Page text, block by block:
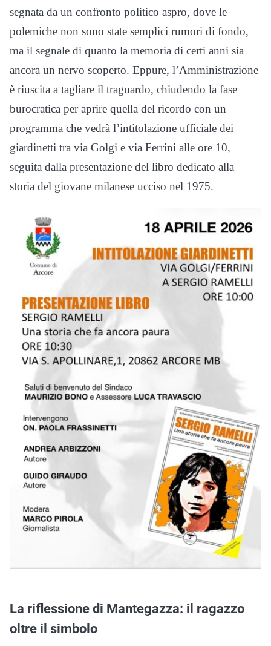
segnata da un confronto politico aspro, dove le
polemiche non sono state semplici rumori di fondo,
ma il segnale di quanto la memoria di certi anni sia
ancora un nervo scoperto. Eppure, l’Amministrazione
è riuscita a tagliare il traguardo, chiudendo la fase
burocratica per aprire quella del ricordo con un
programma che vedrà l’intitolazione ufficiale dei
giardinetti tra via Golgi e via Ferrini alle ore 10,
seguita dalla presentazione del libro dedicato alla
storia del giovane milanese ucciso nel 1975.
La riflessione di Mantegazza: il ragazzo
oltre il simbolo